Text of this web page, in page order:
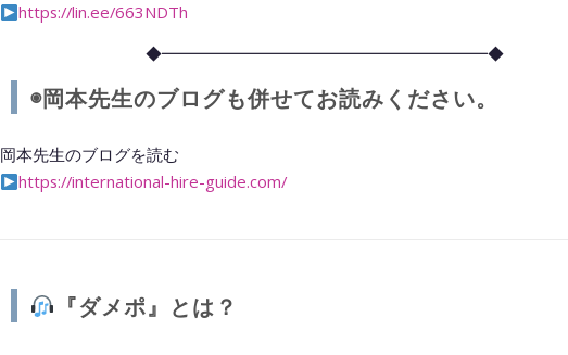
https://lin.ee/663NDTh
◆━━━━━━━━━━━━━━━━━━━━◆
◉岡本先生のブログも併せてお読みください。
岡本先生のブログを読む
https://international-hire-guide.com/
『ダメポ』とは？